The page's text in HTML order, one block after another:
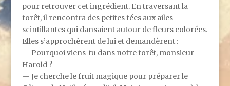
pour retrouver cet ingrédient. En traversant la
forêt, il rencontra des petites fées aux ailes
scintillantes qui dansaient autour de fleurs colorées.
Elles s’approchèrent de lui et demandèrent :
— Pourquoi viens-tu dans notre forêt, monsieur
Harold ?
— Je cherche le fruit magique pour préparer le